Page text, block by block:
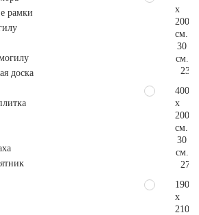
рамки
доска
x
200
см.
30
см.
400
x
200
см.
30
см.
190
x
210